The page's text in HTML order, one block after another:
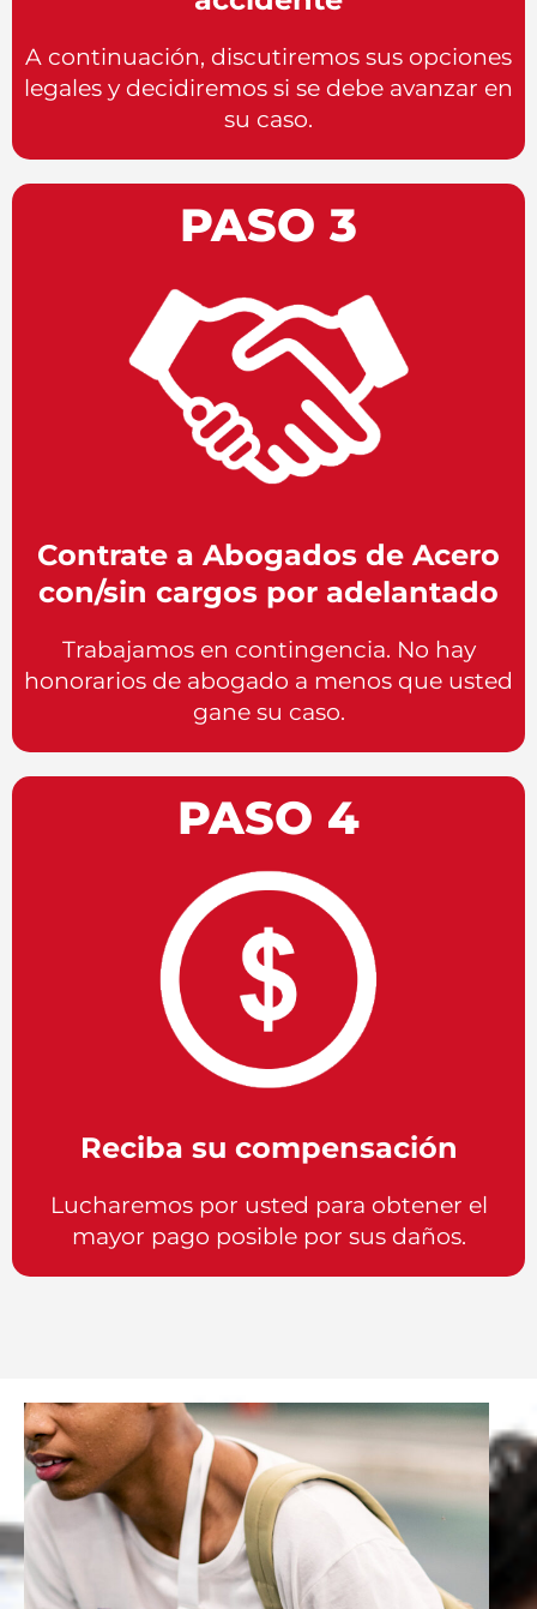
A continuación, discutiremos sus opciones
legales y decidiremos si se debe avanzar en
su caso.
PASO 3
Contrate a Abogados de Acero
con/sin cargos por adelantado
Trabajamos en contingencia. No hay
honorarios de abogado a menos que usted
gane su caso.
PASO 4
Reciba su compensación
Lucharemos por usted para obtener el
mayor pago posible por sus daños.